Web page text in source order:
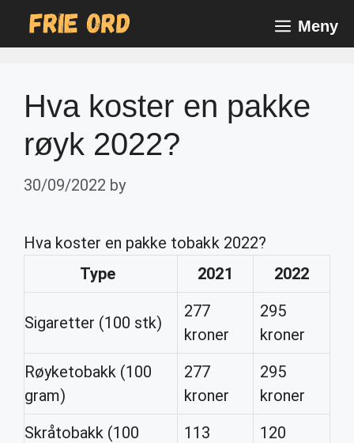
Meny
Hva koster en pakke
røyk 2022?
30/09/2022 by
Hva koster en pakke tobakk 2022?
Type
2021 2022
Sigaretter (100 stk)
277
kroner
295
kroner
Røyketobakk (100
gram)
277
kroner
295
kroner
Skråtobakk (100
113
120